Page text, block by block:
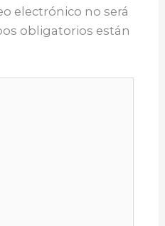
electrónico no será
obligatorios están